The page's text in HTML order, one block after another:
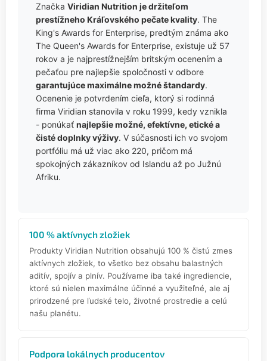
Značka Viridian Nutrition je držiteľom
prestížneho Kráľovského pečate kvality. The
King's Awards for Enterprise, predtým známa ako
The Queen's Awards for Enterprise, existuje už 57
rokov a je najprestížnejším britským ocenením a
pečaťou pre najlepšie spoločnosti v odbore
garantujúce maximálne možné štandardy.
Ocenenie je potvrdením cieľa, ktorý si rodinná
firma Viridian stanovila v roku 1999, kedy vznikla
- ponúkať najlepšie možné, efektívne, etické a
čisté doplnky výživy. V súčasnosti ich vo svojom
portfóliu má už viac ako 220, pričom má
spokojných zákazníkov od Islandu až po Južnú
Afriku.
100 % aktívnych zložiek
Produkty Viridian Nutrition obsahujú 100 % čistú zmes
aktívnych zložiek, to všetko bez obsahu balastných
aditív, spojív a plnív. Používame iba také ingrediencie,
ktoré sú nielen maximálne účinné a využiteľné, ale aj
prirodzené pre ľudské telo, životné prostredie a celú
našu planétu.
Podpora lokálnych producentov